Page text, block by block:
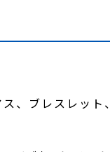
、ブレスレット